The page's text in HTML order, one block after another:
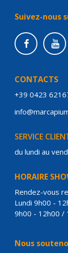
Suivez-nous
CONTACTS
+39 0423
SERVICE
du lundi au
HORAIRE
Rendez-vous
Lundi 9h00 -
9h00 - 12h00 /
Nous